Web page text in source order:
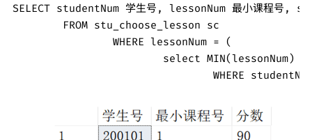
SELECT studentNum 学生号, lessonNum 最小课程号,
WHERE